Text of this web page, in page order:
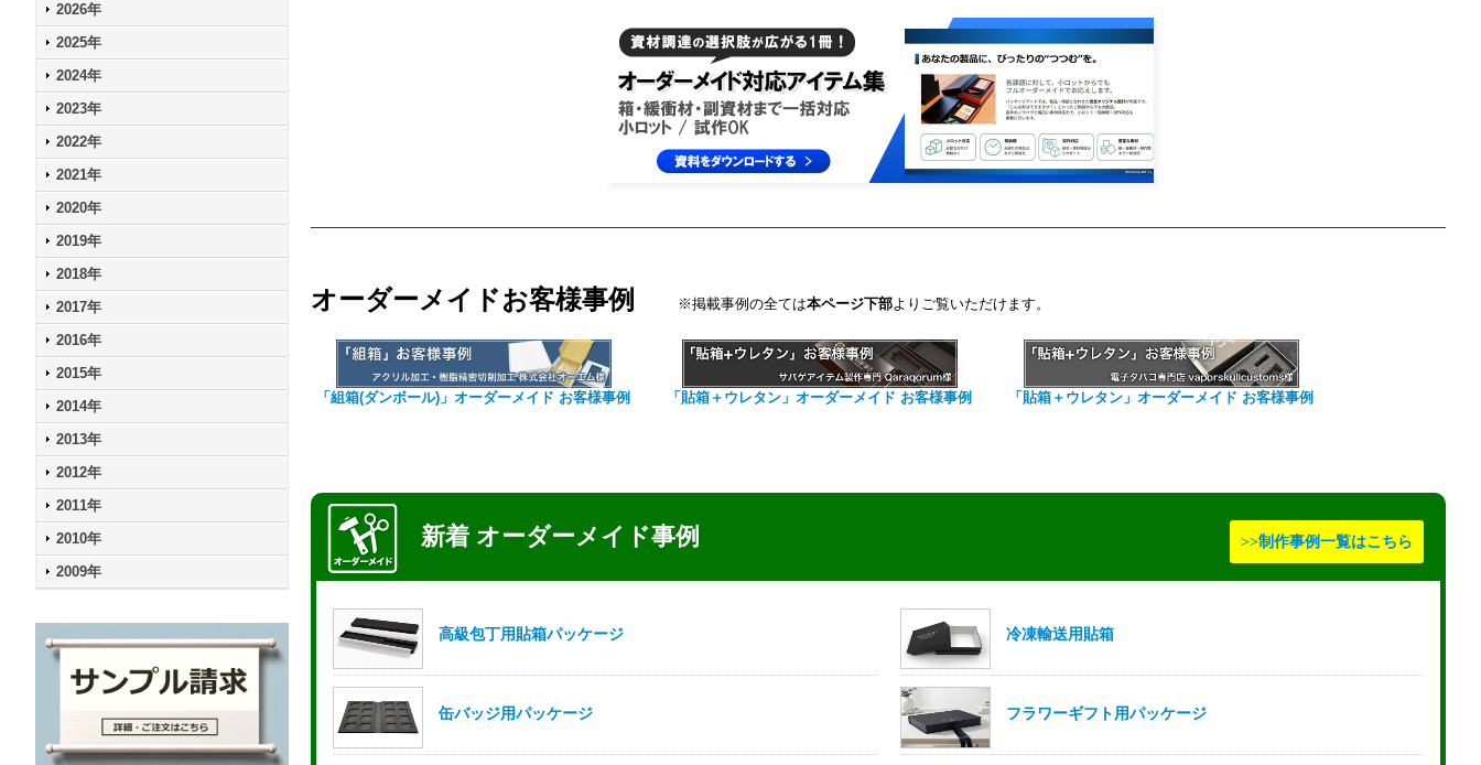
2026年
2025年
2024年
2023年
2022年
2021年
2020年
2019年
2018年
2017年
2016年
2015年
2014年
2013年
2012年
2011年
2010年
2009年
オーダーメイドお客様事例 ※掲載事例の全ては本ページ下部よりご覧いただけます。
「組箱(ダンボール)」オーダーメイド お客様事例 「貼箱＋ウレタン」オーダーメイド お客様事例 「貼箱＋ウレタン」オーダーメイド お客様事例